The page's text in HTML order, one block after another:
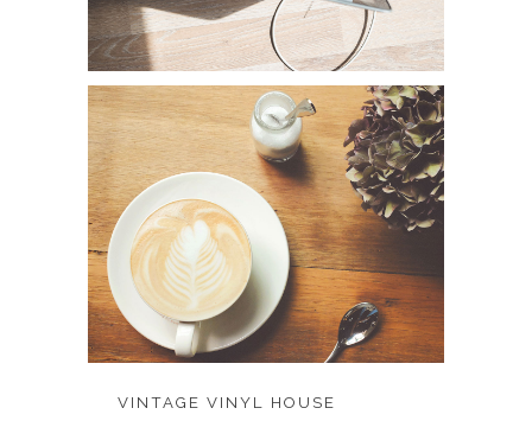
VINTAGE VINYL HOUSE